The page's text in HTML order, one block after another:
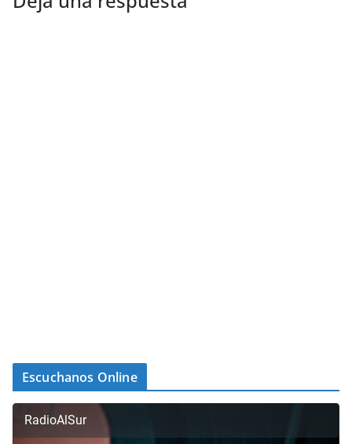
Escuchanos Online